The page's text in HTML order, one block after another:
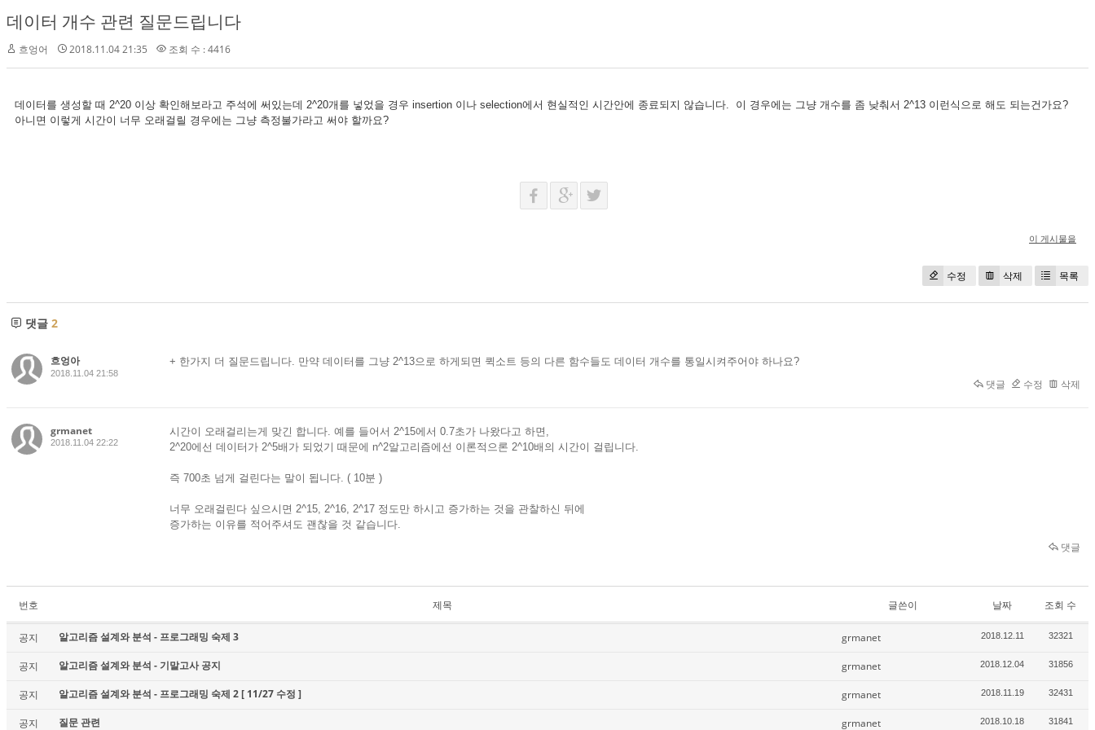
데이터 개수 관련 질문드립니다
흐엉어 2018.11.04 21:35 조회 수 : 4416
데이터를 생성할 때 2^20 이상 확인해보라고 주석에 써있는데 2^20개를 넣었을 경우 insertion 이나 selection에서 현실적인 시간안에 종료되지 않습니다. 이 경우에는 그냥 개수를 좀 낮춰서 2^13 이런식으로 해도 되는건가요?
아니면 이렇게 시간이 너무 오래걸릴 경우에는 그냥 측정불가라고 써야 할까요?
이 게시물을
수정 삭제 목록
댓글 2
흐엉아
2018.11.04 21:58
+ 한가지 더 질문드립니다. 만약 데이터를 그냥 2^13으로 하게되면 퀵소트 등의 다른 함수들도 데이터 개수를 통일시켜주어야 하나요?
댓글 수정 삭제
grmanet
2018.11.04 22:22
시간이 오래걸리는게 맞긴 합니다. 예를 들어서 2^15에서 0.7초가 나왔다고 하면,
2^20에선 데이터가 2^5배가 되었기 때문에 n^2알고리즘에선 이론적으론 2^10배의 시간이 걸립니다.
즉 700초 넘게 걸린다는 말이 됩니다. ( 10분 )
너무 오래걸린다 싶으시면 2^15, 2^16, 2^17 정도만 하시고 증가하는 것을 관찰하신 뒤에
증가하는 이유를 적어주셔도 괜찮을 것 같습니다.
댓글
번호 제목 글쓴이 날짜 조회 수
공지 알고리즘 설계와 분석 - 프로그래밍 숙제 3 grmanet 2018.12.11 32321
공지 알고리즘 설계와 분석 - 기말고사 공지 grmanet 2018.12.04 31856
공지 알고리즘 설계와 분석 - 프로그래밍 숙제 2 [ 11/27 수정 ] grmanet 2018.11.19 32431
공지 질문 관련 grmanet 2018.10.18 31841